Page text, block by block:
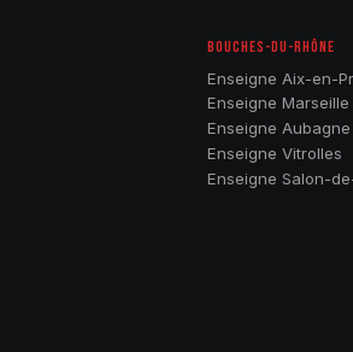
BOUCHES-DU-RHÔNE
Enseigne Aix-en-
Enseigne Marseille
Enseigne Aubagne
Enseigne Vitrolles
Enseigne Salon-